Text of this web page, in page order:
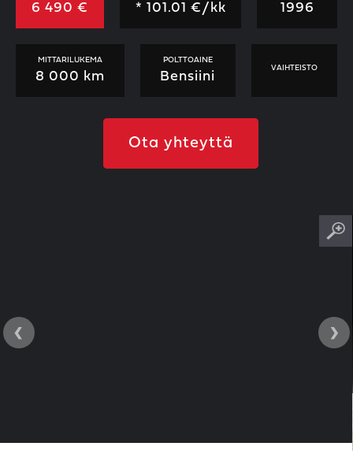
6 490 € * 101.01 €/kk 1996
MITTARILUKEMA
8 000 km
POLTTOAINE
Bensiini
VAIHTEISTO
Ota yhteyttä
‹ ›